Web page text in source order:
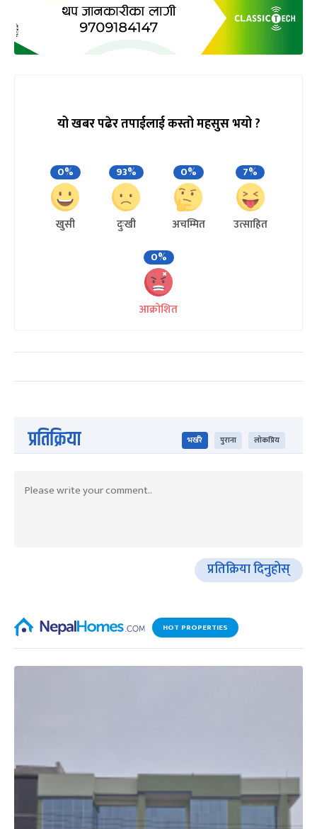
यो खबर पढेर तपाईलाई कस्तो महसुस भयो ?
0%
खुसी
93%
दुःखी
0%
अचम्मित
7%
उत्साहित
0%
आक्रोशित
प्रतिक्रिया भर्खरै पुराना लोकप्रिय
प्रतिक्रिया दिनुहोस्
HOT PROPERTIES